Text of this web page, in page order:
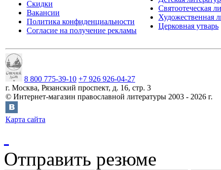
Скидки
Вакансии
Политика конфиденциальности
Согласие на получение рекламы
Святоотеческая
Художественная
Церковная утварь
8 800 775-39-10 +7 926 926-04-27
г. Москва, Рязанский проспект, д. 16, стр. 3
© Интернет-магазин православной литературы 2003 - 2026 г.
Карта сайта
Отправить резюме